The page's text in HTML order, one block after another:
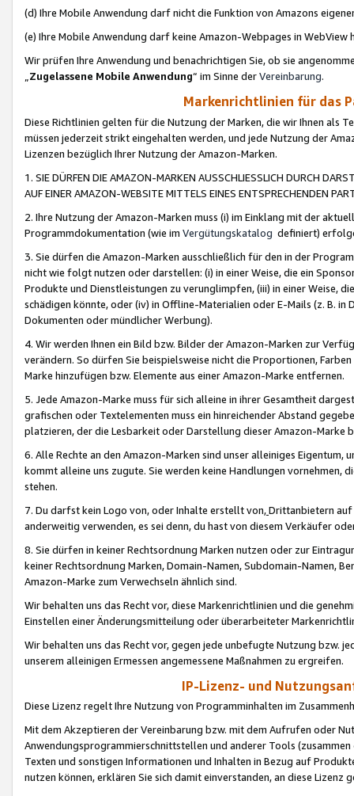
(d) Ihre Mobile Anwendung darf nicht die Funktion von Amazons
(e) Ihre Mobile Anwendung darf keine Amazon-Webpages in WebView
Wir prüfen Ihre Anwendung und benachrichtigen Sie, ob sie
„Zugelassene Mobile Anwendung“ im Sinne derVereinbarung.
Markenrichtlinien für das
Diese Richtlinien gelten für die Nutzung der Marken, die wir Ihnen als
müssen jederzeit strikt eingehalten werden, und jede Nutzung der
Lizenzen bezüglich Ihrer Nutzung der Amazon-Marken.
1. SIE DÜRFEN DIE AMAZON-MARKEN AUSSCHLIESSLICH DURCH
AUF EINER AMAZON-WEBSITE MITTELS EINES ENTSPRECHENDEN
2. Ihre Nutzung der Amazon-Marken muss (i) im Einklang mit der
Programmdokumentation (wie im Vergütungskatalog definiert)
3. Sie dürfen die Amazon-Marken ausschließlich für den in der
nicht wie folgt nutzen oder darstellen: (i) in einer Weise, die ein
Produkte und Dienstleistungen zu verunglimpfen, (iii) in einer Weise,
schädigen könnte, oder (iv) in Offline-Materialien oder E-Mails (z. B. in
Dokumenten oder mündlicher Werbung).
4. Wir werden Ihnen ein Bild bzw. Bilder der Amazon-Marken zur
verändern. So dürfen Sie beispielsweise nicht die Proportionen,
Marke hinzufügen bzw. Elemente aus einer Amazon-Marke entfernen.
5. Jede Amazon-Marke muss für sich alleine in ihrer Gesamtheit
grafischen oder Textelementen muss ein hinreichender Abstand
platzieren, der die Lesbarkeit oder Darstellung dieser Amazon-Marke
6. Alle Rechte an den Amazon-Marken sind unser alleiniges
kommt alleine uns zugute. Sie werden keine Handlungen vornehmen,
stehen.
7. Du darfst kein Logo von, oder Inhalte erstellt von,Drittanbietern auf
anderweitig verwenden, es sei denn, du hast von diesem Verkäufer
8. Sie dürfen in keiner Rechtsordnung Marken nutzen oder zur
keiner Rechtsordnung Marken, Domain-Namen, Subdomain-Namen,
Amazon-Marke zum Verwechseln ähnlich sind.
Wir behalten uns das Recht vor, diese Markenrichtlinien und die
Einstellen einer Änderungsmitteilung oder überarbeiteter
Wir behalten uns das Recht vor, gegen jede unbefugte Nutzung bzw.
unserem alleinigen Ermessen angemessene Maßnahmen zu ergreifen.
IP-Lizenz- und
Diese Lizenz regelt Ihre Nutzung von Programminhalten im
Mit dem Akzeptieren der Vereinbarung bzw. mit dem Aufrufen oder
Anwendungsprogrammierschnittstellen und anderer Tools (zusammen
Texten und sonstigen Informationen und Inhalten in Bezug auf
nutzen können, erklären Sie sich damit einverstanden, an diese Lizenz